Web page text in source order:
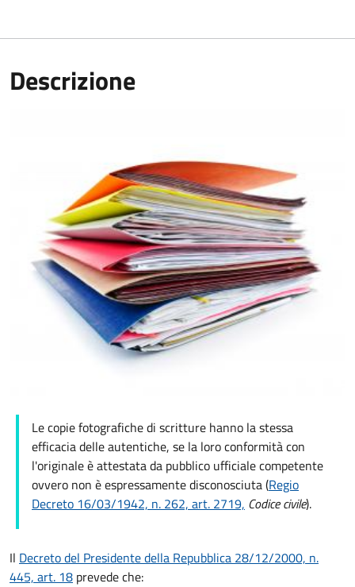
Descrizione
Le copie fotografiche di scritture hanno la stessa
efficacia delle autentiche, se la loro conformità con
l'originale è attestata da pubblico ufficiale competente
ovvero non è espressamente disconosciuta (Regio
Decreto 16/03/1942, n. 262, art. 2719, Codice civile).
Il Decreto del Presidente della Repubblica 28/12/2000, n.
445, art. 18 prevede che: